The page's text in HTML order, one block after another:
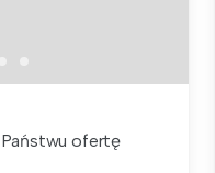
Państwu ofertę